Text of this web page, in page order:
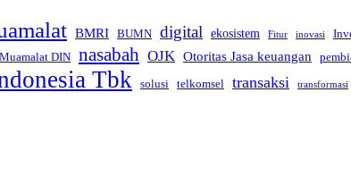
BMRI BUMN digital ekosistem Fitur inovasi
Muamalat DIN nasabah OJK Otoritas Jasa keuangan
Tbk solusi telkomsel transaksi transformasi